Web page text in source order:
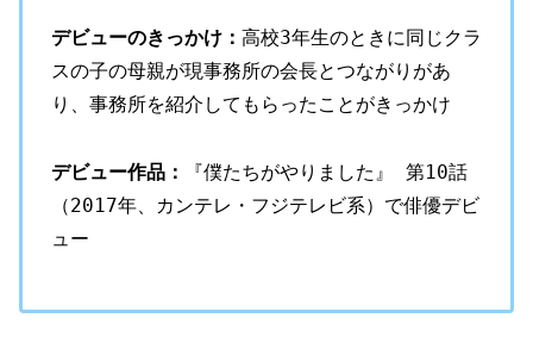
デビューのきっかけ： 高校3年生のときに同じクラ
スの子の母親が現事務所の会長とつながりがあ
り、事務所を紹介してもらったことがきっかけ
デビュー作品：
『僕たちがやりました』 第10話
（2017年、カンテレ・フジテレビ系）で俳優デビ
ュー